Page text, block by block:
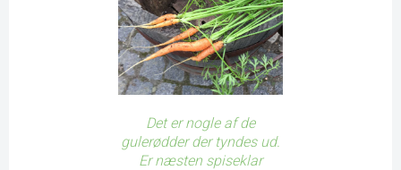
Det er nogle af de
gulerødder der tyndes ud.
Er næsten spiseklar